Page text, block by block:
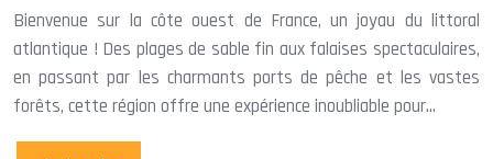
Bienvenue sur la côte ouest de France, un joyau du littoral
atlantique ! Des plages de sable fin aux falaises spectaculaires,
en passant par les charmants ports de pêche et les vastes
forêts, cette région offre une expérience inoubliable pour…